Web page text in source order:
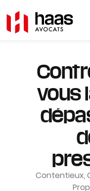
vous
Contentieux,